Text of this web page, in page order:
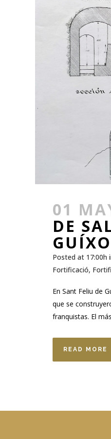
01
DE
Posted at 17:00h
Fortificació,
En Sant Feliu de
que se
franquistas. El
READ MORE